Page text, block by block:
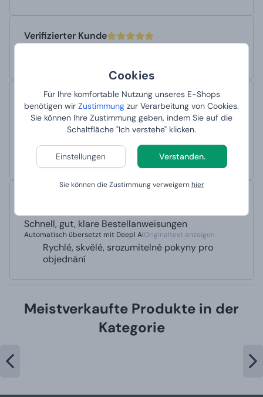
Cookies
Für Ihre komfortable Nutzung unseres E-Shops
benötigen wir Zustimmung zur Verarbeitung von Cookies.
Sie können Ihre Zustimmung geben, indem Sie auf die
Schaltfläche "Ich verstehe" klicken.
Einstellungen Verstanden.
Sie können die Zustimmung verweigernhier
Verifizierter Kunde
Ověřený zákazník
Bewertet am 24. 10. 2022 im Internet Manboxeo.sk
Schnell, gut, klare Bestellanweisungen
Automatisch übersetzt mit Deepl AiOriginaltext anzeigen
Rýchle, skvelé, zrozumiteľné pokyny na
objednanie
Schnell, gut, klare Bestellanweisungen
Automatisch übersetzt mit Deepl AiOriginaltext anzeigen
Rychlé, skvělé, srozumitelné pokyny pro
objednání
Meistverkaufte Produkte in der
Kategorie